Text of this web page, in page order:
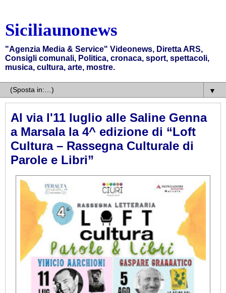
Siciliaunonews
"Agenzia Media & Service" Videonews, Diretta ARS,
Consigli comunali, Politica, cronaca, sport, spettacoli,
musica, cultura, arte, mostre.
▼
Al via l'11 luglio alle Saline Genna
a Marsala la 4^ edizione di “Loft
Cultura – Rassegna Culturale di
Parole e Libri”